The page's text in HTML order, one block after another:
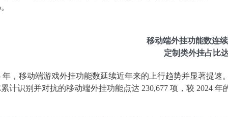
移动端外挂功能数连
定制类外挂占比
年，移动端游戏外挂功能数延续近年来的上行趋势并显著提
计识别并对抗的移动端外挂功能点达 230,677 项，较 2024 年